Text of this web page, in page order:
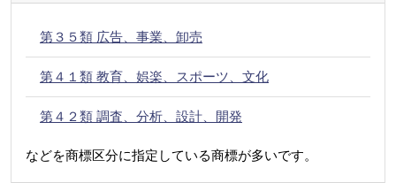
第３５類 広告、事業、卸売
第４１類 教育、娯楽、スポーツ、文化
第４２類 調査、分析、設計、開発
などを商標区分に指定している商標が多いです。